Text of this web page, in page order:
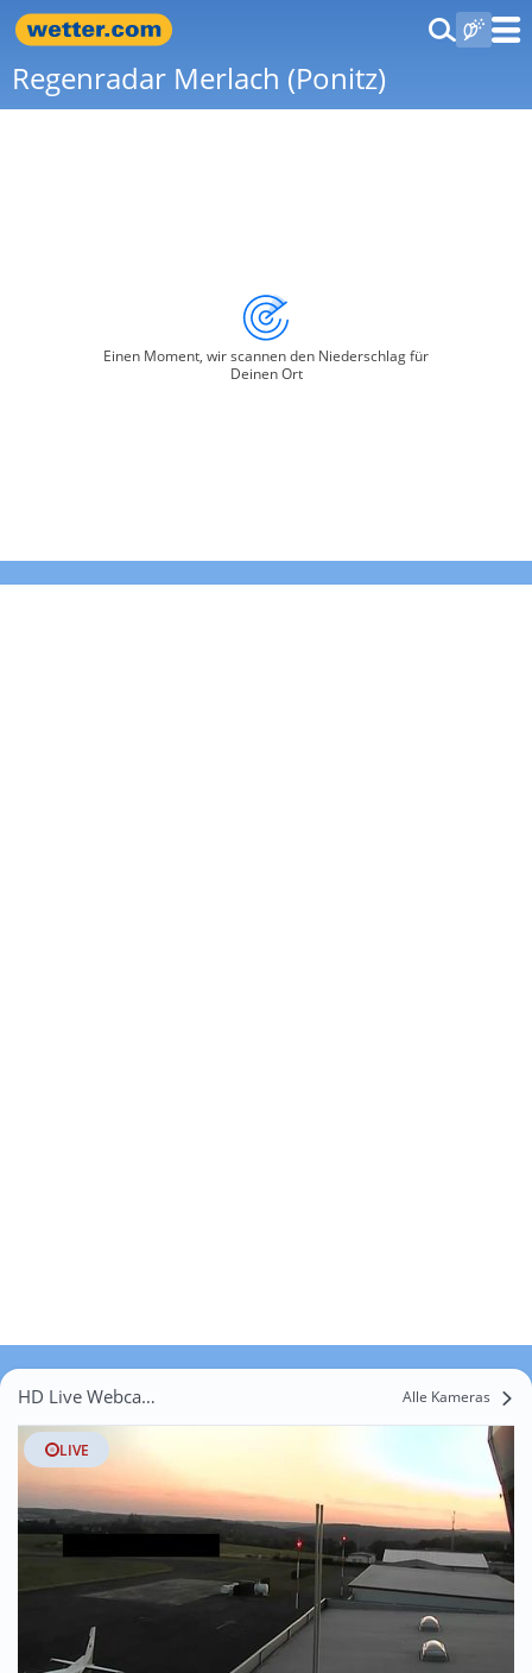
Regenradar Merlach (Ponitz)
Einen Moment, wir scannen den Niederschlag für
Deinen Ort
HD Live Webcams Merlach Alle Kameras
LIVE